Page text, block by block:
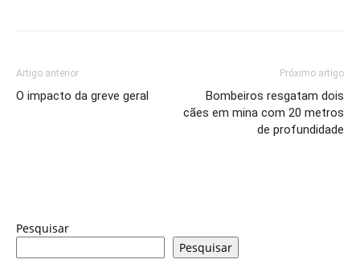
Artigo anterior
O impacto da greve geral
Próximo artigo
Bombeiros resgatam dois
cães em mina com 20 metros
de profundidade
Pesquisar
Pesquisar